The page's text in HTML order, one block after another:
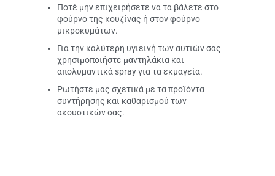
Ποτέ μην επιχειρήσετε να τα βάλετε στο
φούρνο της κουζίνας ή στον φούρνο
μικροκυμάτων.
Για την καλύτερη υγιεινή των αυτιών σας
χρησιμοποιήστε μαντηλάκια και
απολυμαντικά spray για τα εκμαγεία.
Ρωτήστε μας σχετικά με τα προϊόντα
συντήρησης και καθαρισμού των
ακουστικών σας.